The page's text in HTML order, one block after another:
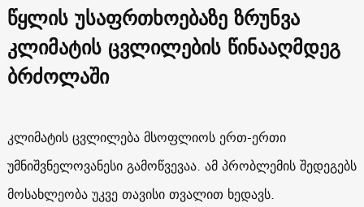
წყლის უსაფრთხოებაზე ზრუნვა
კლიმატის ცვლილების წინააღმდეგ
ბრძოლაში
კლიმატის ცვლილება მსოფლიოს ერთ-ერთი
უმნიშვნელოვანესი გამოწვევაა. ამ პრობლემის შედეგებს
მოსახლეობა უკვე თავისი თვალით ხედავს.